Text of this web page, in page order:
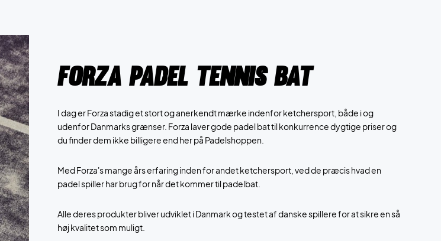
Forza padel tennis bat
I dag er Forza stadig et stort og anerkendt mærke indenfor ketchersport, både i og
udenfor Danmarks grænser. Forza laver gode padel bat til konkurrence dygtige priser og
du finder dem ikke billigere end her på Padelshoppen.
Med Forza's mange års erfaring inden for andet ketchersport, ved de præcis hvad en
padel spiller har brug for når det kommer til padelbat.
Alle deres produkter bliver udviklet i Danmark og testet af danske spillere for at sikre en så
høj kvalitet som muligt.